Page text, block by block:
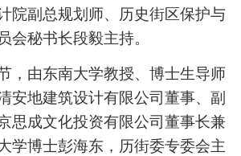
院副总规划师、历史街区保护与
会秘书长段毅主持。
，由东南大学教授、博士生导师
安地建筑设计有限公司董事、副
思成文化投资有限公司董事长兼
学博士彭海东，历街委专委会主